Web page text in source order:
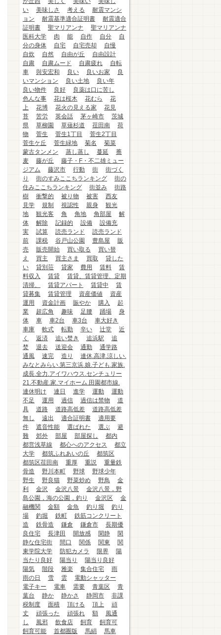
い
美味しさ 考える
耐震マンシ
ョン
耐震基準適合証明書
耐震適合
証明書
聖マリアンナ
聖マリアンナ
医科大学
肉 能 自作 自分
自
分の身体
自宅 自宅売却
自慢
自炊
自然 自由が丘
自由設計
自粛
自粛ムード 自粛疲れ
自転
車
與安宏和 良い 良いお家
良
いマンション
良い土地
良い年
良い物件
良好
良薬は口に苦し
色んな事
花は桜木 花むら
花
上
花博 花火の見える家
花見
苔
苦労 英会話 茅ヶ崎市
茨城
県
草柳園 草薙杉道 荏田南
荷
物
菅生 菅生1丁目
菅生2丁目
菅生ケ丘
菅生緑地 菊名
菊菜
蒙古タンメン
蒸し蒸し 蔓延
蕎
麦
藤が丘
藤子・F・不二雄ミュー
ジアム
藤沢市 行動 街
街づく
り
街のすみここちランキング
街の
住みここちランキング
街並み
街路
樹
衝撃的 被り物 被害
西友
見学
規制 視認性 親身
観光
地
観光客 角 角地 角部屋
解
体
解除 記録的 設備
設備充
実
試算 読売ランド
読売ランド
前
課税 谷戸山公園 豊島屋
販
売
販売開始 買い取る
買い替
え
買主 買主さま 買取
貸した
い
貸別荘 貸家 費用 賃料
賃
料収入
賃貸
賃貸、賃貸管理、定期
清掃、
賃貸アパート 賃貸中
賃
貸募集
賃貸管理 資産価値
資産
運用
資金計画 賑やか 購入
起
業
超広角 趣味 足腰 踊場
身
体
車 車2台 車3台
車大好き
車庫
軟式 転勤 辛い 辻堂
近
く
返済 追い焚き 追浜駅
追
焚
退去 送迎会 通勤
通学路
通風
速完 造り
連休.高津.涼しい.
みなとみらい.第三京浜.娘.子ども.家族.
成長.全力.アイワハウス.センチュリー
21.不動産.家.マイホーム.田園都市線.
連休明け
連日 進学 運動
運動
不足
運用 過信 過信は禁物
道
具
道路 道路高低差
道路高低差
無し
遠出 適合証明書
適用要
件
遮音性能 選ばれた 選ぶ
避
難
郊外 部屋 部屋探し
都内
都営浅草線
都心へのアクセス
都立
大学
都筑ふれあいの丘
都筑区
都筑区荏田南
重厚 重説
重量鉄
骨造
野川本町 野球
野球少年
野生
野良猫 野菜炒め 野鳥
金
利
金沢 金沢八景
金沢八景，野
島公園，海の公園，釣り
金沢区
金
融機関
金額 金魚 釣り堀
釣り
場
釣堀 鉄町
鉄筋コンクリート
造
鉄骨造 鎌倉 鎌倉市
長期優
良住宅
長津田 開放感 閑静
閑
静な住宅街
間口 関係 関東
関
東学院大学
防犯カメラ 限界
陽
当たり良好
陽当り
陽当り良好
陽気
階段 雅楽 集合住宅
雨
雨の日
雪 雲
電動シャッター
電子キー
電車 需要 青葉区
青
葉台
静か 静かさ 静岡市
非課
税制度
面積 頂ける 頂上
頑
丈
頑張った 頑張れ 額
風通
し
風邪 飲食店 飼育
飼育可
飼育可能
首都圏版 馬絹
馬車